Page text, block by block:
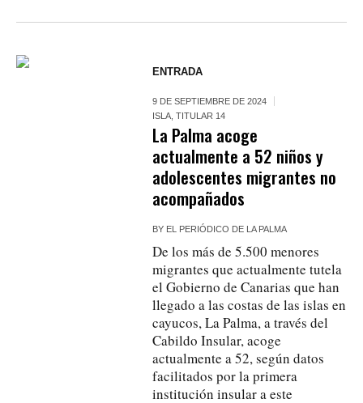
ENTRADA
9 DE SEPTIEMBRE DE 2024
ISLA ,TITULAR 14
La Palma acoge
actualmente a 52 niños y
adolescentes migrantes no
acompañados
BY EL PERIÓDICO DE LA PALMA
De los más de 5.500 menores
migrantes que actualmente tutela
el Gobierno de Canarias que han
llegado a las costas de las islas en
cayucos, La Palma, a través del
Cabildo Insular, acoge
actualmente a 52, según datos
facilitados por la primera
institución insular a este